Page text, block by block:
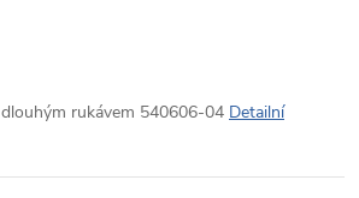
rukávem 540606-04 Detailní